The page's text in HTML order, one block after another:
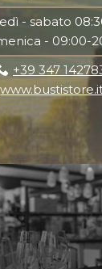
- sabato
- 09:00-
+39 347